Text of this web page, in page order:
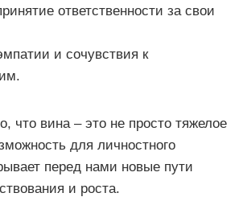
ответственности за свои
и сочувствия к
что вина – это не просто тяжелое
для личностного
перед нами новые пути
и роста.